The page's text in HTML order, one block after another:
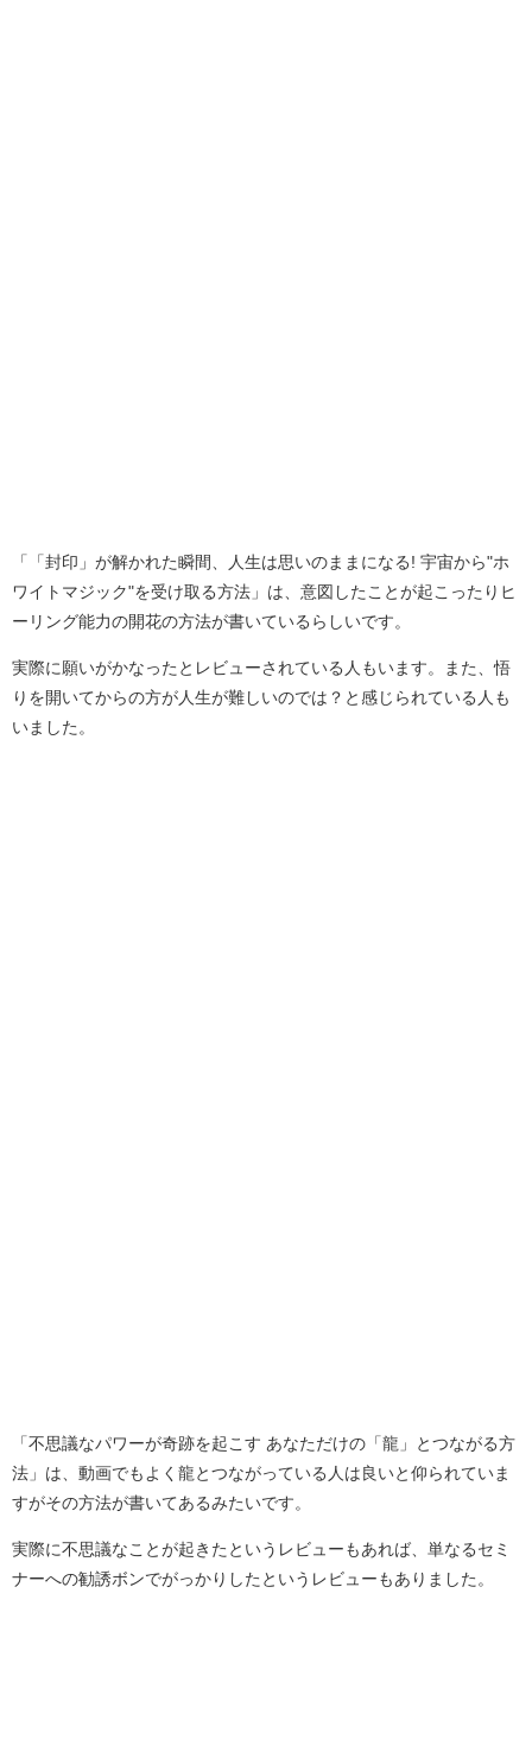
「「封印」が解かれた瞬間、人生は思いのままになる! 宇宙から"ホ
ワイトマジック"を受け取る方法」は、意図したことが起こったりヒ
ーリング能力の開花の方法が書いているらしいです。
実際に願いがかなったとレビューされている人もいます。また、悟
りを開いてからの方が人生が難しいのでは？と感じられている人も
いました。
「不思議なパワーが奇跡を起こす あなただけの「龍」とつながる方
法」は、動画でもよく龍とつながっている人は良いと仰られていま
すがその方法が書いてあるみたいです。
実際に不思議なことが起きたというレビューもあれば、単なるセミ
ナーへの勧誘ボンでがっかりしたというレビューもありました。